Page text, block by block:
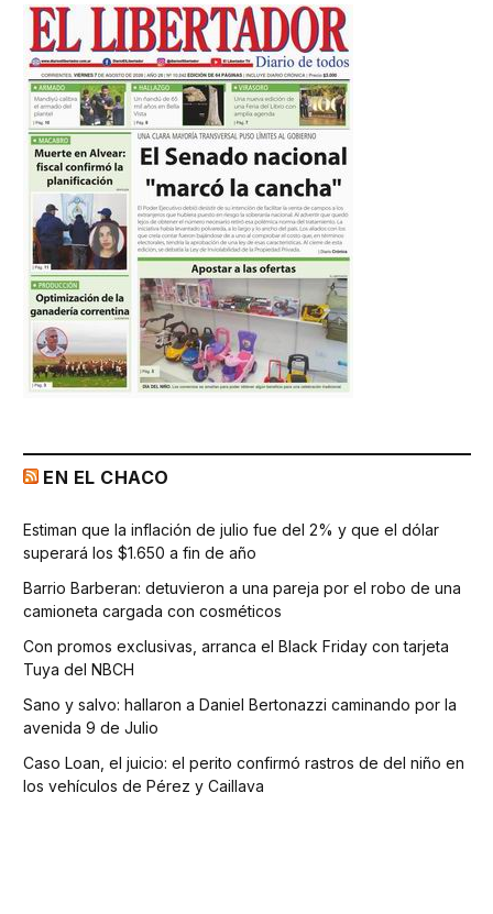
EN EL CHACO
Estiman que la inflación de julio fue del 2% y que el dólar
superará los $1.650 a fin de año
Barrio Barberan: detuvieron a una pareja por el robo de una
camioneta cargada con cosméticos
Con promos exclusivas, arranca el Black Friday con tarjeta
Tuya del NBCH
Sano y salvo: hallaron a Daniel Bertonazzi caminando por la
avenida 9 de Julio
Caso Loan, el juicio: el perito confirmó rastros de del niño en
los vehículos de Pérez y Caillava